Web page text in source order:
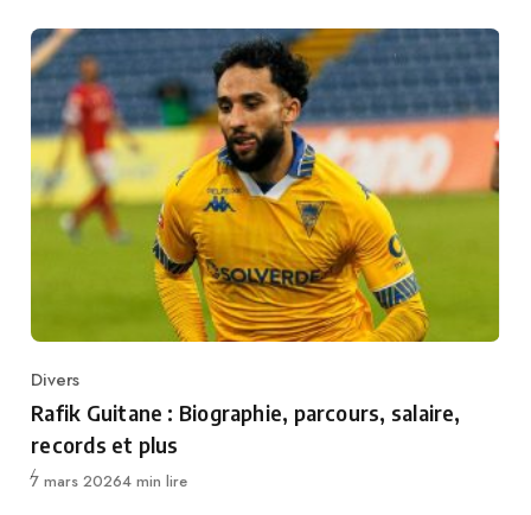
Category
Divers
Rafik Guitane : Biographie, parcours, salaire,
records et plus
Publié
7 mars 20264 min lire